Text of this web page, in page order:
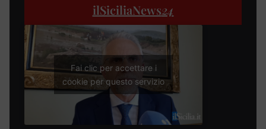
ilSiciliaNews24
Fai clic per accettare i
cookie per questo servizio